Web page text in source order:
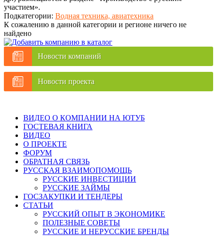
участием».
Подкатегории: Водная техника, авиатехника
К сожалению в данной категории и регионе ничего не
найдено
Новости компаний
Новости проекта
ВИДЕО О КОМПАНИИ НА ЮТУБ
ГОСТЕВАЯ КНИГА
ВИДЕО
О ПРОЕКТЕ
ФОРУМ
ОБРАТНАЯ СВЯЗЬ
РУССКАЯ ВЗАИМОПОМОЩЬ
РУССКИЕ ИНВЕСТИЦИИ
РУССКИЕ ЗАЙМЫ
ГОСЗАКУПКИ И ТЕНДЕРЫ
СТАТЬИ
РУССКИЙ ОПЫТ В ЭКОНОМИКЕ
ПОЛЕЗНЫЕ СОВЕТЫ
РУССКИЕ И НЕРУССКИЕ БРЕНДЫ